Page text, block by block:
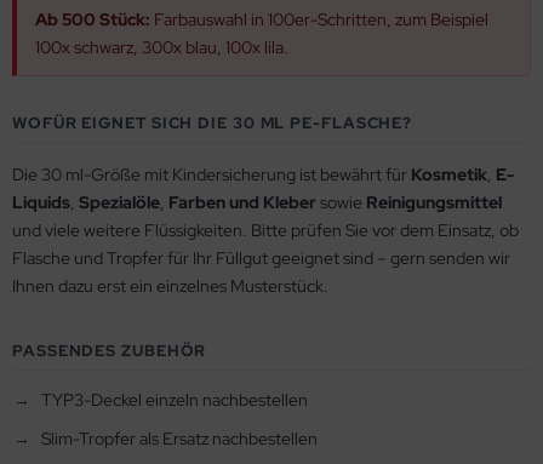
Ab 500 Stück: Farbauswahl in 100er-Schritten, zum Beispiel
100x schwarz, 300x blau, 100x lila.
WOFÜR EIGNET SICH DIE 30 ML PE-FLASCHE?
Die 30 ml-Größe mit Kindersicherung ist bewährt für Kosmetik, E-
Liquids, Spezialöle, Farben und Klebersowie Reinigungsmittel
und viele weitere Flüssigkeiten. Bitte prüfen Sie vor dem Einsatz, ob
Flasche und Tropfer für Ihr Füllgut geeignet sind – gern senden wir
Ihnen dazu erst ein einzelnes Musterstück.
PASSENDES ZUBEHÖR
TYP3-Deckel einzeln nachbestellen
Slim-Tropfer als Ersatz nachbestellen